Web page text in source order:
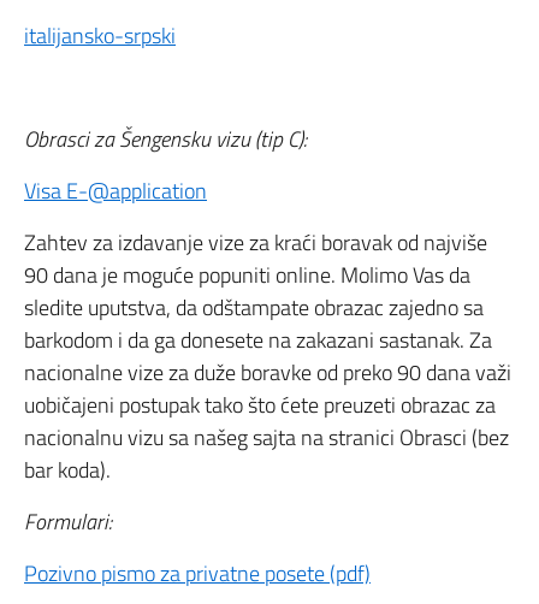
italijansko-srpski
Obrasci za Šengensku vizu (tip C):
Visa E-@application
Zahtev za izdavanje vize za kraći boravak od najviše
90 dana je moguće popuniti online. Molimo Vas da
sledite uputstva, da odštampate obrazac zajedno sa
barkodom i da ga donesete na zakazani sastanak. Za
nacionalne vize za duže boravke od preko 90 dana važi
uobičajeni postupak tako što ćete preuzeti obrazac za
nacionalnu vizu sa našeg sajta na stranici Obrasci (bez
bar koda).
Formulari:
Pozivno pismo za privatne posete (pdf)